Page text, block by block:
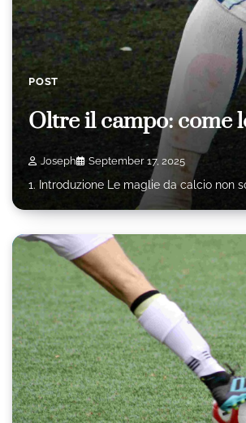
POST
Oltre il campo: come
Joseph September 17, 2025
1. Introduzione Le maglie da calcio non